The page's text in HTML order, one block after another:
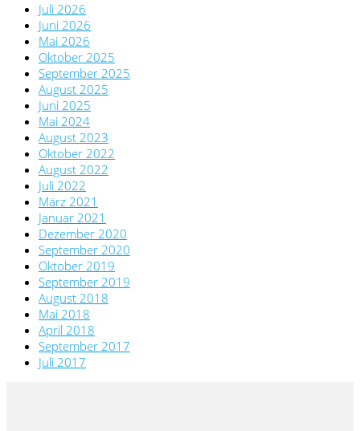
Juli 2026
Juni 2026
Mai 2026
Oktober 2025
September 2025
August 2025
Juni 2025
Mai 2024
August 2023
Oktober 2022
August 2022
Juli 2022
März 2021
Januar 2021
Dezember 2020
September 2020
Oktober 2019
September 2019
August 2018
Mai 2018
April 2018
September 2017
Juli 2017